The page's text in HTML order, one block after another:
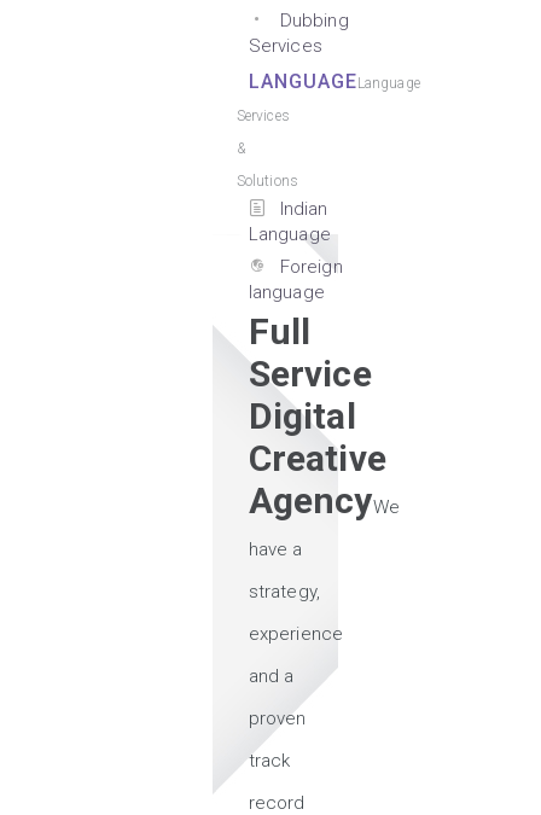
Dubbing
Services
LANGUAGELanguage
Services
&
Solutions
Indian
Language
Foreign
language
Full
Service
Digital
Creative
AgencyWe
have a
strategy,
experience
and a
proven
track
record